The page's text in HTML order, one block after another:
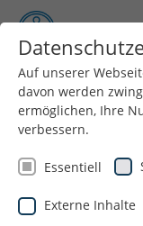
Menü
Auf unserer
davon werden
ermöglichen, Ihre
verbessern.
Essentiell
Externe Inhalte